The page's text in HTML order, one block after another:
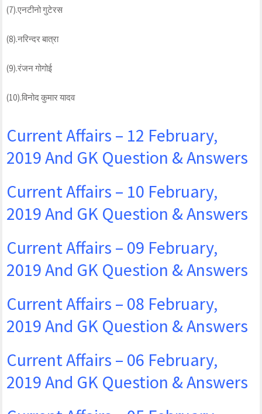
(7).एनटीनो गुटेरस
(8).नरिन्दर बात्रा
(9).रंजन गोगोई
(10).विनोद कुमार यादव
Current Affairs – 12 February,
2019 And GK Question & Answers
Current Affairs – 10 February,
2019 And GK Question & Answers
Current Affairs – 09 February,
2019 And GK Question & Answers
Current Affairs – 08 February,
2019 And GK Question & Answers
Current Affairs – 06 February,
2019 And GK Question & Answers